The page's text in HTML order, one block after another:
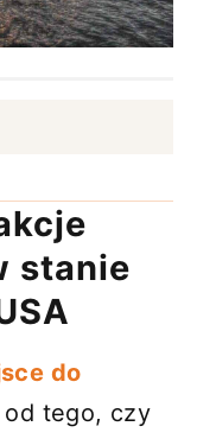
stanie
do
tego, czy